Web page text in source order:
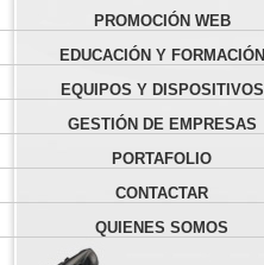
PROMOCIÓN WEB
EDUCACIÓN Y FORMACIÓN
EQUIPOS Y DISPOSITIVOS
GESTIÓN DE EMPRESAS
PORTAFOLIO
CONTACTAR
QUIENES SOMOS